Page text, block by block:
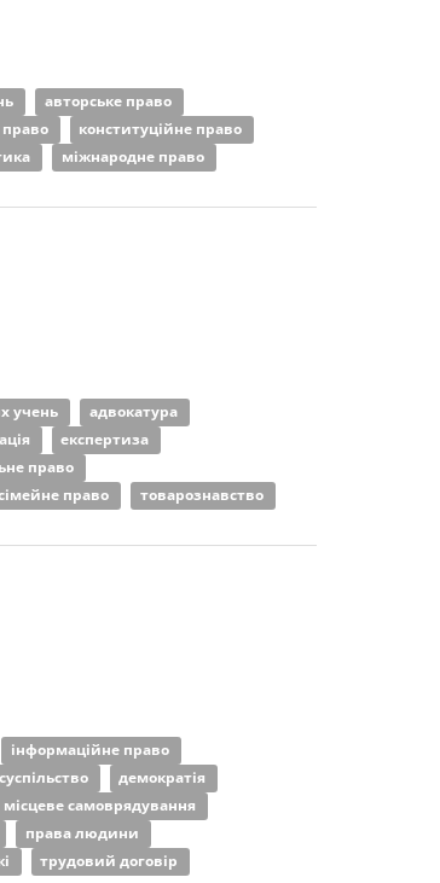
авторське право
право
конституційне право
міжнародне право
учень
адвокатура
експертиза
право
право
товарознавство
інформаційне право
демократія
місцеве самоврядування
права людини
трудовий договір